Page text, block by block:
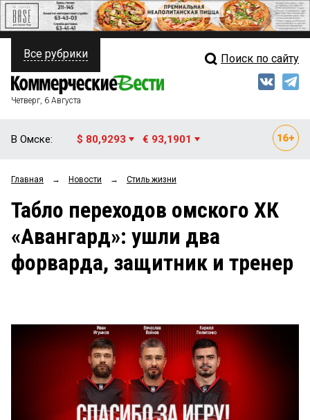
ПОЛИТИКА
ФИНАНСЫ
ОБЩЕСТВО
ЗАКОН
НОВОСТИ КОМПАНИЙ
Свежий выпуск
Рейтинги
Блоги
Архив
Все рубрики Поиск по сайту
Четверг, 6 Августа
В Омске: $ 80,9293 € 93,1901
Главная → Новости → Стиль жизни
Табло переходов омского ХК
«Авангард»: ушли два
форварда, защитник и тренер